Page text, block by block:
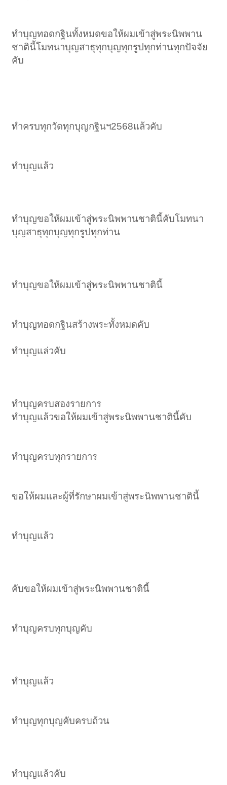
ทำบุญทอดกฐินทั้งหมดขอให้ผมเข้าสู่พระนิพพาน
ชาตินี้โมทนาบุญสาธุทุกบุญทุกรูปทุกท่านทุกปัจจัย
คับ
ทำครบทุกวัดทุกบุญกฐินฯ2568แล้วคับ
ทำบุญแล้ว
ทำบุญขอให้ผมเข้าสู่พระนิพพานชาตินี้คับโมทนา
บุญสาธุทุกบุญทุกรูปทุกท่าน
ทำบุญขอให้ผมเข้าสู่พระนิพพานชาตินี้
ทำบุญทอดกฐินสร้างพระทั้งหมดคับ
ทำบุญแล่วคับ
ทำบุญครบสองรายการ
ทำบุญแล้วขอให้ผมเข้าสู่พระนิพพานชาตินี้คับ
ทำบุญครบทุกรายการ
ขอให้ผมและผู้ที่รักษาผมเข้าสู่พระนิพพานชาตินี้
ทำบุญแล้ว
คับขอให้ผมเข้าสู่พระนิพพานชาตินี้
ทำบุญครบทุกบุญคับ
ทำบุญแล้ว
ทำบุญทุกบุญคับครบถ้วน
ทำบุญแล้วคับ